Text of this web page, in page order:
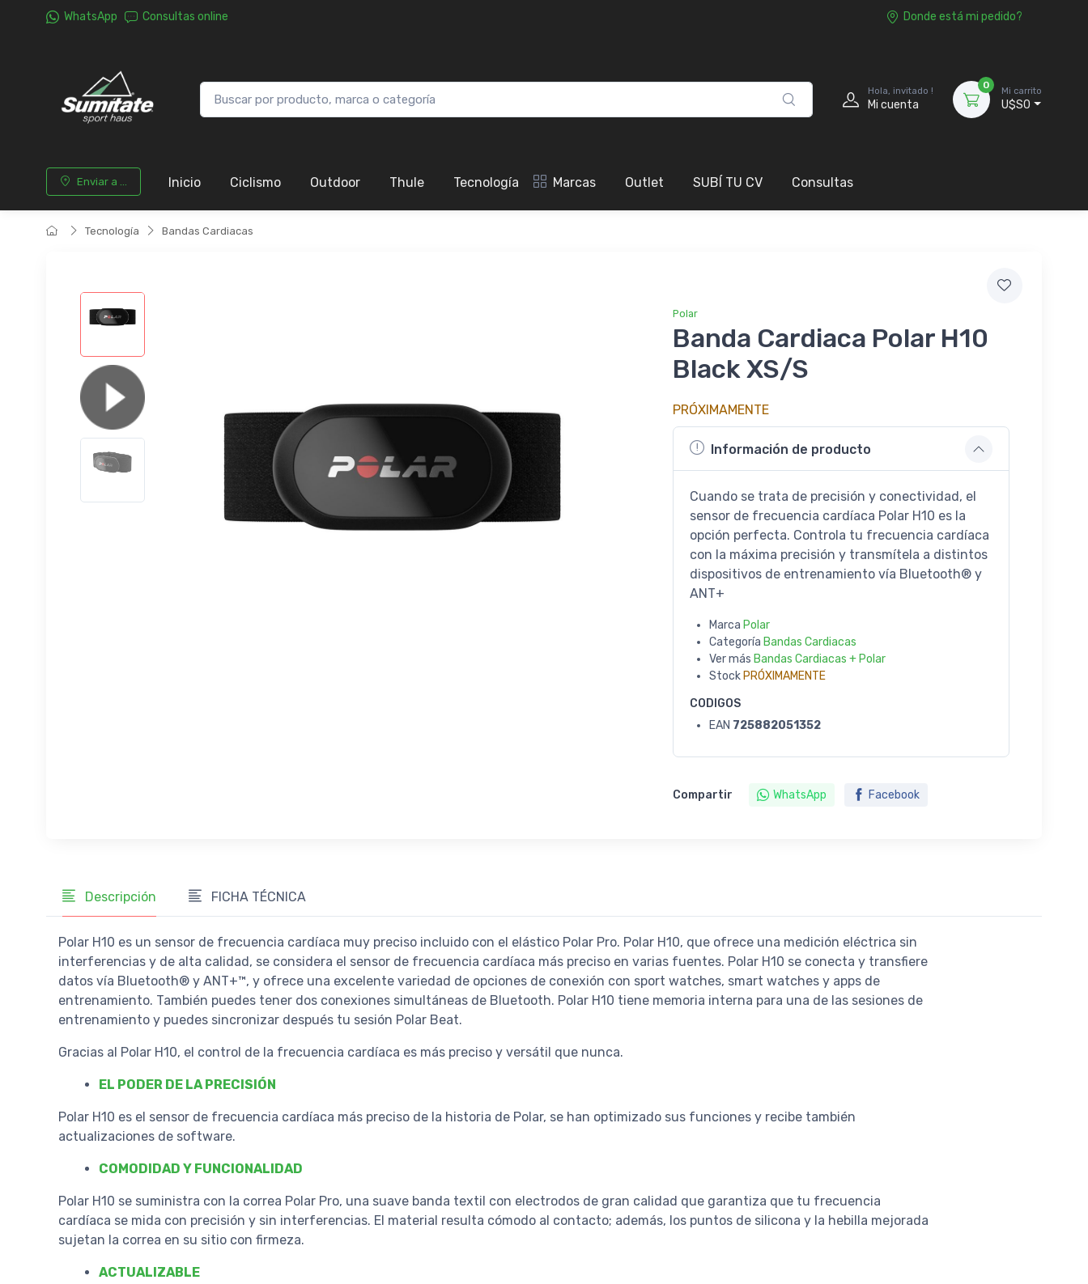
WhatsApp Consultas online Donde está mi pedido?
Hola, invitado !
Mi cuenta
0
Mi carrito
U$S0
Enviar a ... Inicio Ciclismo Outdoor Thule Tecnología Marcas Outlet SUBÍ TU CV Consultas
Tecnología Bandas Cardiacas
Polar
Banda Cardiaca Polar H10
Black XS/S
PRÓXIMAMENTE
Información de producto
Cuando se trata de precisión y conectividad, el
sensor de frecuencia cardíaca Polar H10 es la
opción perfecta. Controla tu frecuencia cardíaca
con la máxima precisión y transmítela a distintos
dispositivos de entrenamiento vía Bluetooth® y
ANT+
Marca Polar
Categoría Bandas Cardiacas
Ver más Bandas Cardiacas + Polar
Stock PRÓXIMAMENTE
CODIGOS
EAN 725882051352
Compartir WhatsApp Facebook
Descripción FICHA TÉCNICA
Polar H10 es un sensor de frecuencia cardíaca muy preciso incluido con el elástico Polar Pro. Polar H10, que ofrece una medición eléctrica sin
interferencias y de alta calidad, se considera el sensor de frecuencia cardíaca más preciso en varias fuentes. Polar H10 se conecta y transfiere
datos vía Bluetooth® y ANT+™, y ofrece una excelente variedad de opciones de conexión con sport watches, smart watches y apps de
entrenamiento. También puedes tener dos conexiones simultáneas de Bluetooth. Polar H10 tiene memoria interna para una de las sesiones de
entrenamiento y puedes sincronizar después tu sesión Polar Beat.
Gracias al Polar H10, el control de la frecuencia cardíaca es más preciso y versátil que nunca.
EL PODER DE LA PRECISIÓN
Polar H10 es el sensor de frecuencia cardíaca más preciso de la historia de Polar, se han optimizado sus funciones y recibe también
actualizaciones de software.
COMODIDAD Y FUNCIONALIDAD
Polar H10 se suministra con la correa Polar Pro, una suave banda textil con electrodos de gran calidad que garantiza que tu frecuencia
cardíaca se mida con precisión y sin interferencias. El material resulta cómodo al contacto; además, los puntos de silicona y la hebilla mejorada
sujetan la correa en su sitio con firmeza.
ACTUALIZABLE